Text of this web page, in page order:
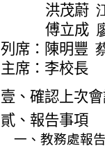
洪茂蔚
傅立成
列席：陳明豐
主席：李校長
壹、確認上次會
貳、報告事項
一、教務處報告